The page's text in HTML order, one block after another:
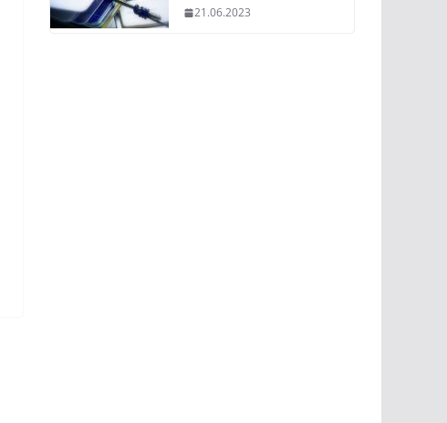
21.06.2023